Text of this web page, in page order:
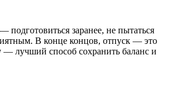
заранее, не пытаться
В конце концов, отпуск — это
— лучший способ сохранить баланс и